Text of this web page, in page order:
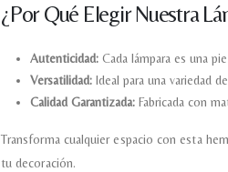
¿Por Qué Elegir Nuestra
Autenticidad: Cada lámpara es una
Versatilidad: Ideal para una variedad
Calidad Garantizada: Fabricada con
Transforma cualquier espacio con esta
tu decoración.